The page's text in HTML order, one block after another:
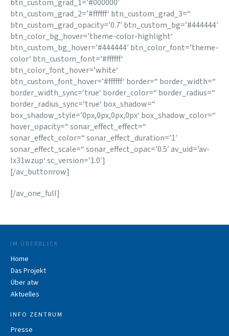
btn_custom_grad_1=’#000000′
btn_custom_grad_2=’#ffffff‘ btn_custom_grad_3=“
btn_custom_grad_opacity=’0.7′ btn_custom_bg=’#444444′
btn_color_bg_hover=’theme-color-highlight‘
btn_custom_bg_hover=’#444444′ btn_color_font=’theme-
color‘ btn_custom_font=’#ffffff‘
btn_color_font_hover=’white‘
btn_custom_font_hover=’#ffffff‘ border=“ border_width=“
border_width_sync=’true‘ border_color=“ border_radius=“
border_radius_sync=’true‘ box_shadow=“
box_shadow_style=’0px,0px,0px,0px‘ box_shadow_color=“
hover_opacity=“ sonar_effect_effect=“
sonar_effect_color=“ sonar_effect_duration=’1′
sonar_effect_scale=“ sonar_effect_opac=’0.5′ av_uid=’av-
lx31wzup‘ sc_version=’1.0′]
[/av_buttonrow]
[/av_one_full]
IM ÜBERBLICK
Home
Das Projekt
Über atw
Aktuelles
INFO ZENTRUM
Presse